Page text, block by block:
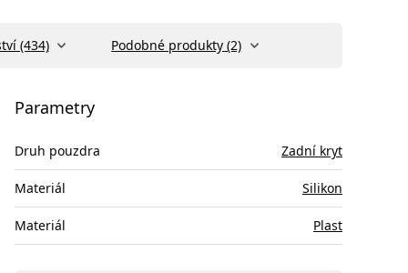
(434) Podobné produkty (2)
Parametry
Druh pouzdra Zadní kryt
Materiál Silikon
Materiál Plast